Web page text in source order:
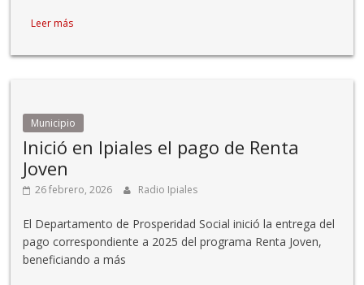
Leer más
Municipio
Inició en Ipiales el pago de Renta
Joven
26 febrero, 2026 Radio Ipiales
El Departamento de Prosperidad Social inició la entrega del
pago correspondiente a 2025 del programa Renta Joven,
beneficiando a más